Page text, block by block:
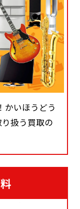
かいほうどう
扱う買取の